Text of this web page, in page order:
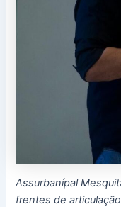
Assurbanípal
frentes de